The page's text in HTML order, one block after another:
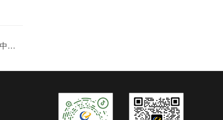
长沙市华宇大酒店-应用电表配集中器实现远程预付费抄表案例